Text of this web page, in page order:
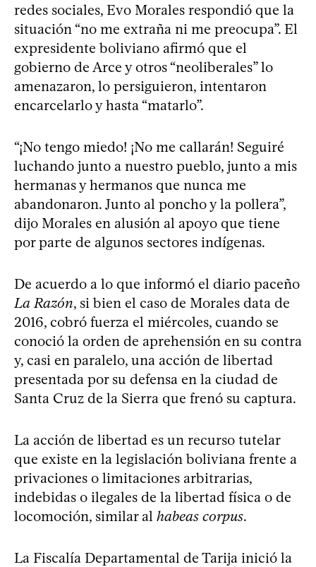
redes sociales, Evo Morales respondió que la
situación “no me extraña ni me preocupa”. El
expresidente boliviano afirmó que el
gobierno de Arce y otros “neoliberales” lo
amenazaron, lo persiguieron, intentaron
encarcelarlo y hasta “matarlo”.
“¡No tengo miedo! ¡No me callarán! Seguiré
luchando junto a nuestro pueblo, junto a mis
hermanas y hermanos que nunca me
abandonaron. Junto al poncho y la pollera”,
dijo Morales en alusión al apoyo que tiene
por parte de algunos sectores indígenas.
De acuerdo a lo que informó el diario paceño
La Razón, si bien el caso de Morales data de
2016, cobró fuerza el miércoles, cuando se
conoció la orden de aprehensión en su contra
y, casi en paralelo, una acción de libertad
presentada por su defensa en la ciudad de
Santa Cruz de la Sierra que frenó su captura.
La acción de libertad es un recurso tutelar
que existe en la legislación boliviana frente a
privaciones o limitaciones arbitrarias,
indebidas o ilegales de la libertad física o de
locomoción, similar al habeas corpus.
La Fiscalía Departamental de Tarija inició la